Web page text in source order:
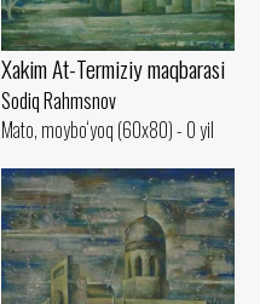
Xakim At-Termiziy maqbarasi
Sodiq Rahmsnov
Mato, moybo‘yoq (60x80) - 0 yil